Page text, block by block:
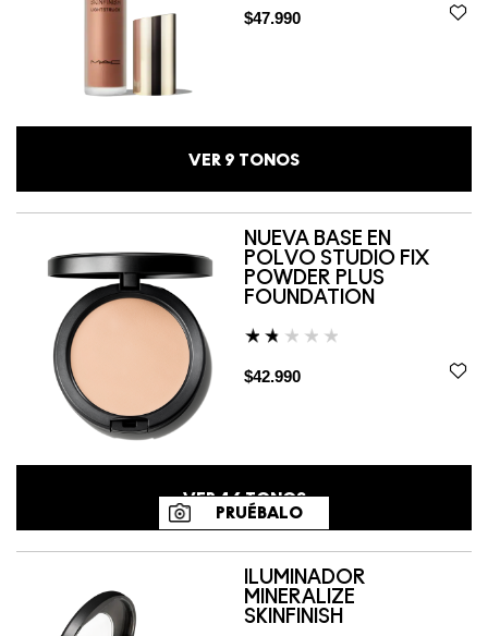
$47.990
VER 9 TONOS
NUEVA BASE EN
POLVO STUDIO FIX
POWDER PLUS
FOUNDATION
$42.990
VER46TONOS
PRUÉBALO
ILUMINADOR
MINERALIZE
SKINFINISH